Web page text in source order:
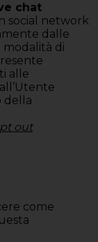
chat
social network
dalle
modalità di
alle
della
out
come